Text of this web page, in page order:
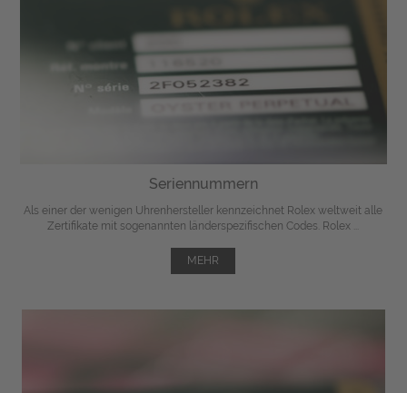
Seriennummern
Als einer der wenigen Uhrenhersteller kennzeichnet Rolex weltweit alle
Zertifikate mit sogenannten länderspezifischen Codes. Rolex ...
MEHR